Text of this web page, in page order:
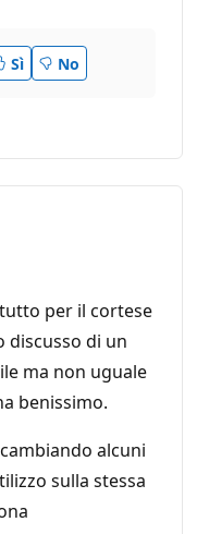
Sì No
per il cortese
discusso di un
ma non uguale
benissimo.
alcuni
sulla stessa